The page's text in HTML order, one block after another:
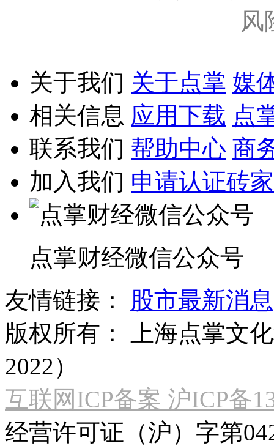
风
关于我们 关于点掌 媒
相关信息 应用下载 点
联系我们 帮助中心 商
加入我们 申请认证砖家
点掌财经微信公众号
友情链接：
股市最新消息
版权所有：
上海点掌文
2022）
互联网ICP备案 沪ICP备
经营许可证（沪）字第